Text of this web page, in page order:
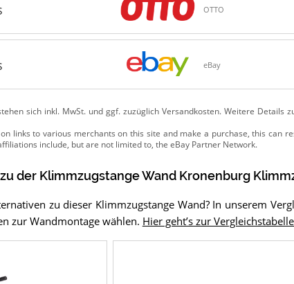
OTTO
eBay
sich inkl. MwSt. und ggf. zuzüglich Versandkosten. Weitere Details
der Klimmzugstange Wand Kronenburg
zu dieser Klimmzugstange Wand? In unserem
zur Wandmontage wählen. Hier geht’s zur